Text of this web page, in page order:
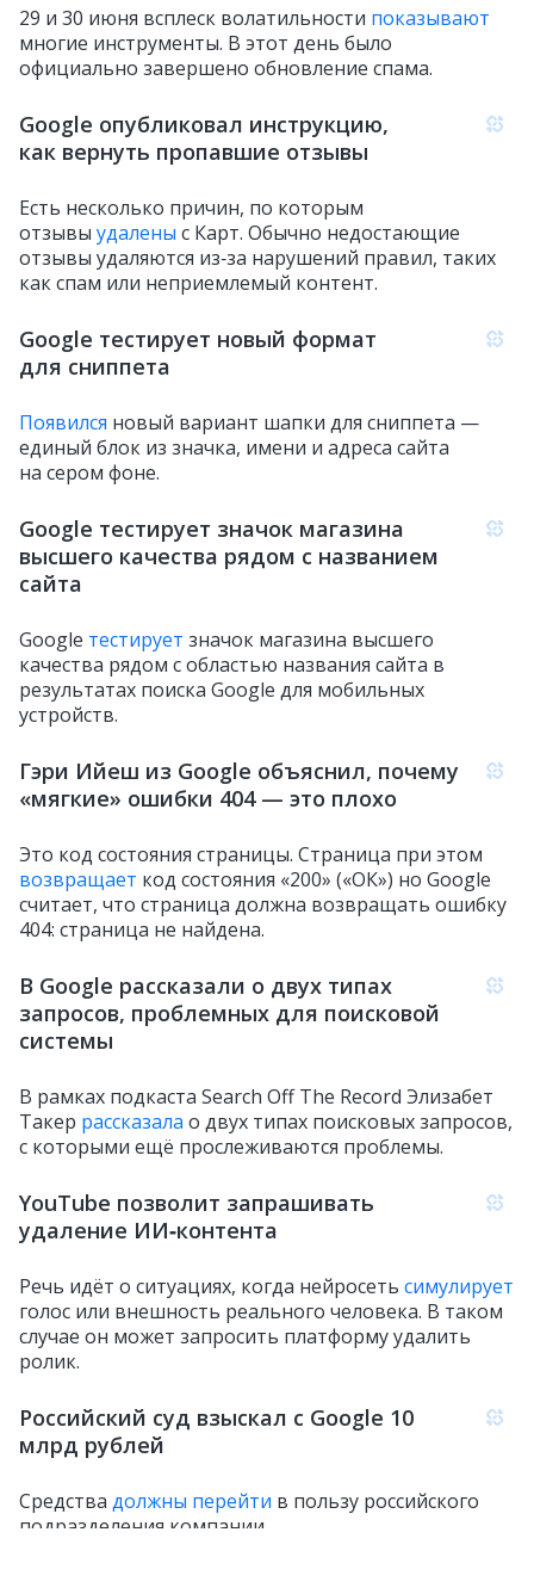
29 и 30 июня всплеск волатильности показывают
многие инструменты. В этот день было
официально завершено обновление спама.
Google опубликовал инструкцию,
как вернуть пропавшие отзывы
Есть несколько причин, по которым
отзывы удалены с Карт. Обычно недостающие
отзывы удаляются из‑за нарушений правил, таких
как спам или неприемлемый контент.
Google тестирует новый формат
для сниппета
Появился новый вариант шапки для сниппета —
единый блок из значка, имени и адреса сайта
на сером фоне.
Google тестирует значок магазина
высшего качества рядом с названием
сайта
Google тестирует значок магазина высшего
качества рядом с областью названия сайта в
результатах поиска Google для мобильных
устройств.
Гэри Ийеш из Google объяснил, почему
«мягкие» ошибки 404 — это плохо
Это код состояния страницы. Страница при этом
возвращает код состояния «200» («ОК») но Google
считает, что страница должна возвращать ошибку
404: страница не найдена.
В Google рассказали о двух типах
запросов, проблемных для поисковой
системы
В рамках подкаста Search Off The Record Элизабет
Такер рассказала о двух типах поисковых запросов,
с которыми ещё прослеживаются проблемы.
YouTube позволит запрашивать
удаление ИИ‑контента
Речь идёт о ситуациях, когда нейросеть симулирует
голос или внешность реального человека. В таком
случае он может запросить платформу удалить
ролик.
Российский суд взыскал с Google 10
млрд рублей
Средства должны перейти в пользу российского
подразделения компании.